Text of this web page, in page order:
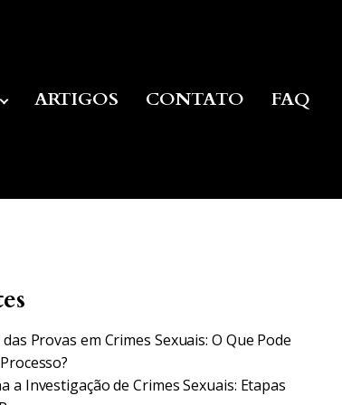
ARTIGOS CONTATO FAQ
Provas em Crimes Sexuais: O Que Pode
a Investigação de Crimes Sexuais: Etapas